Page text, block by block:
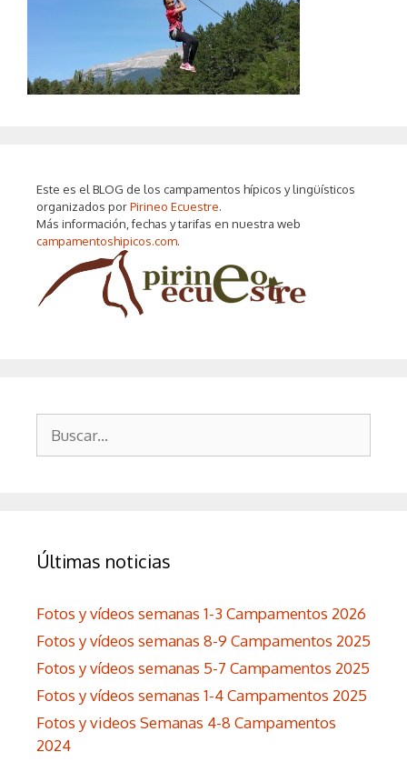
Este es el BLOG de los campamentos hípicos y lingüísticos
organizados porPirineo Ecuestre.
Más información, fechas y tarifas en nuestra web
campamentoshipicos.com.
Últimas noticias
Fotos y vídeos semanas 1-3 Campamentos 2026
Fotos y vídeos semanas 8-9 Campamentos 2025
Fotos y vídeos semanas 5-7 Campamentos 2025
Fotos y vídeos semanas 1-4 Campamentos 2025
Fotos y videos Semanas 4-8 Campamentos
2024